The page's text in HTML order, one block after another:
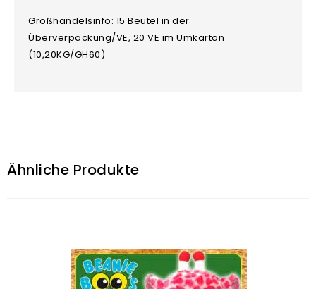
Großhandelsinfo: 15 Beutel in der
Überverpackung/VE, 20 VE im Umkarton
(10,20KG/GH60)
Ähnliche Produkte